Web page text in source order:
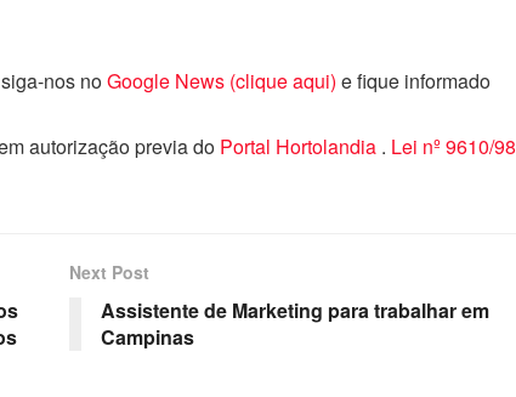
nos noGoogle News (clique aqui) e fique informado
autorização previa do Portal Hortolandia . Lei nº 9610/98
Next Post
Assistente de Marketing para trabalhar em
Campinas